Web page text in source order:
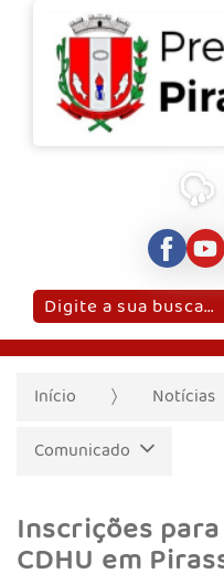
Pesquisar:
Início Notícias
Comunicado
Inscrições
CDHU em